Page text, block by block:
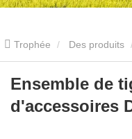
Trophée Des produits
Siepices Doug échoue Ensemble de tige droite d'accessoires
Dongfeng
Ensemble de
d'accessoires